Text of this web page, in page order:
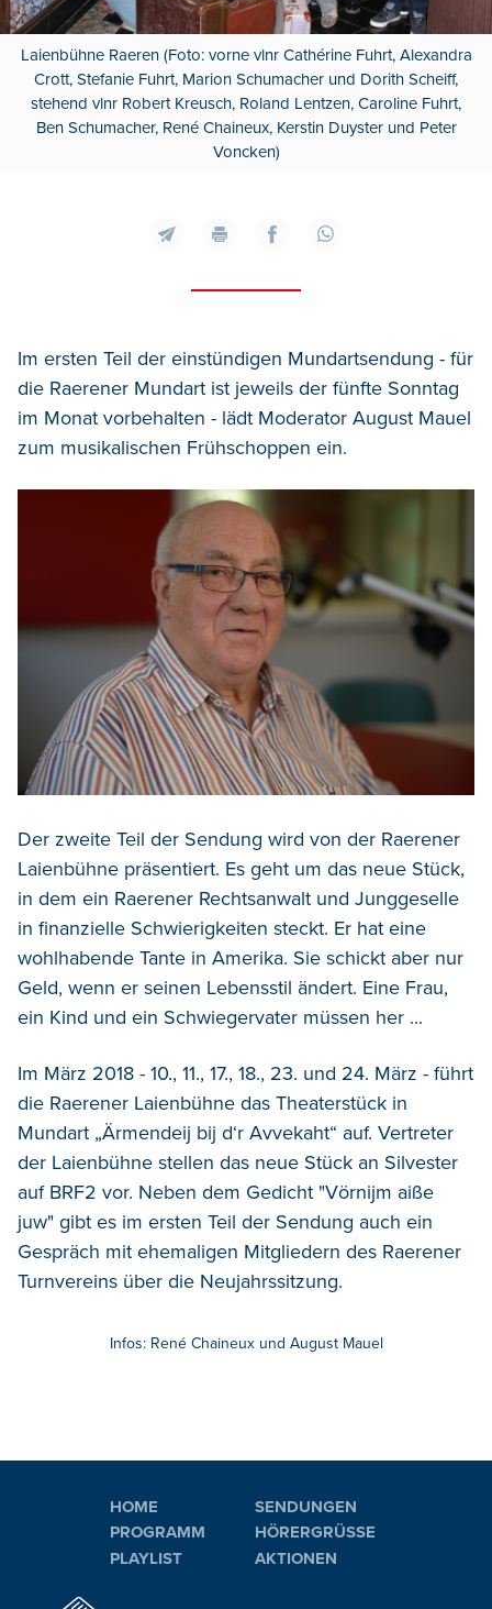
Laienbühne Raeren (Foto: vorne vlnr Cathérine Fuhrt, Alexandra
Crott, Stefanie Fuhrt, Marion Schumacher und Dorith Scheiff,
stehend vlnr Robert Kreusch, Roland Lentzen, Caroline Fuhrt,
Ben Schumacher, René Chaineux, Kerstin Duyster und Peter
Voncken)
Im ersten Teil der einstündigen Mundartsendung - für
die Raerener Mundart ist jeweils der fünfte Sonntag
im Monat vorbehalten - lädt Moderator August Mauel
zum musikalischen Frühschoppen ein.
Der zweite Teil der Sendung wird von der Raerener
Laienbühne präsentiert. Es geht um das neue Stück,
in dem ein Raerener Rechtsanwalt und Junggeselle
in finanzielle Schwierigkeiten steckt. Er hat eine
wohlhabende Tante in Amerika. Sie schickt aber nur
Geld, wenn er seinen Lebensstil ändert. Eine Frau,
ein Kind und ein Schwiegervater müssen her ...
Im März 2018 - 10., 11., 17., 18., 23. und 24. März - führt
die Raerener Laienbühne das Theaterstück in
Mundart „Ärmendeij bij d‘r Avvekaht“ auf. Vertreter
der Laienbühne stellen das neue Stück an Silvester
auf BRF2 vor. Neben dem Gedicht "Vörnijm aiße
juw" gibt es im ersten Teil der Sendung auch ein
Gespräch mit ehemaligen Mitgliedern des Raerener
Turnvereins über die Neujahrssitzung.
Infos: René Chaineux und August Mauel
HOME
PROGRAMM
PLAYLIST
SENDUNGEN
HÖRERGRÜSSE
AKTIONEN